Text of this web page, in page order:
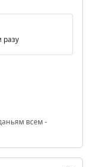
разу
всем -